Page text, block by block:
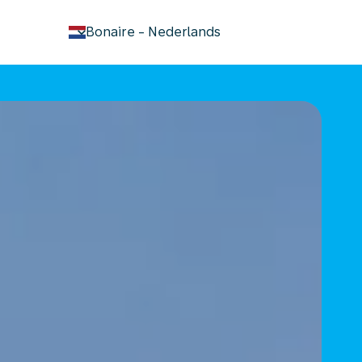
Bonaire - Nederlands
keyboard_arrow_down